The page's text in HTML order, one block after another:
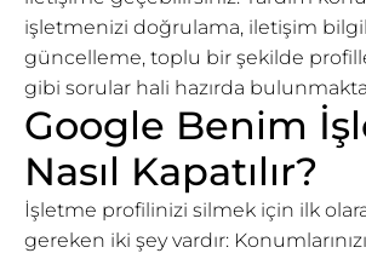
işletmenizi doğrulama, iletişim
güncelleme, toplu bir şekilde
gibi sorular hali hazırda
Google Benim
Nasıl Kapatılır?
İşletme profilinizi silmek için ilk
gereken iki şey vardır: